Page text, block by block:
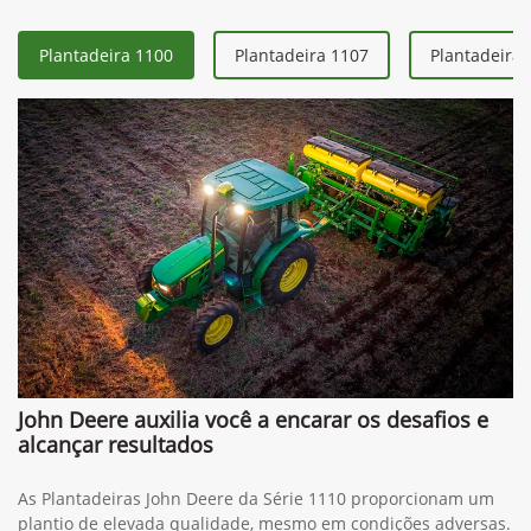
Plantadeira 1100 Plantadeira 1107 Plantadeira
John Deere auxilia você a encarar os desafios e
alcançar resultados
As Plantadeiras John Deere da Série 1110 proporcionam um
plantio de elevada qualidade, mesmo em condições adversas.